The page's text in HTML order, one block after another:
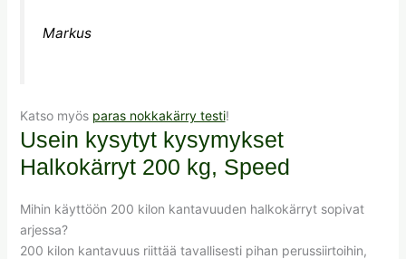
Markus
Katso myös paras nokkakärry testi!
Usein kysytyt kysymykset
Halkokärryt 200 kg, Speed
Mihin käyttöön 200 kilon kantavuuden halkokärryt sopivat
arjessa?
200 kilon kantavuus riittää tavallisesti pihan perussiirtoihin,